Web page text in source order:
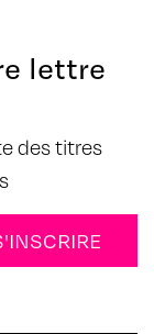
lettre
des titres